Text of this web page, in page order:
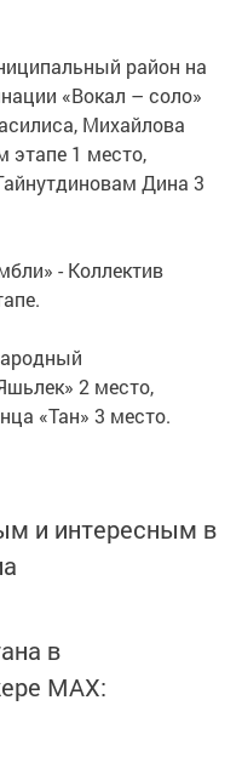
район на
«Вокал – соло»
Михайлова
этапе 1 место,
Дина 3
- Коллектив
2 место,
«Тан» 3 место.
и интересным в
в
MАХ: